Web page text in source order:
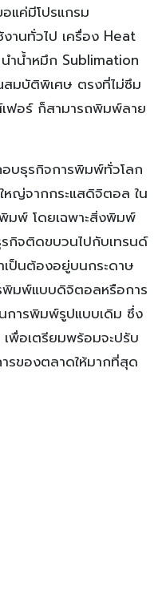
แค่มีโปรแกรม
านทั่วไป เครื่อง Heat
ำน้ำหมึก Sublimation
มบัติพิเศษ ตรงที่ไม่ซึม
เฟอร์ ก็สามารถพิมพ์ลาย
กิจการพิมพ์ทั่วโลก
ญ่จากกระแสดิจิตอล ใน
มพ์ โดยเฉพาะสิ่งพิมพ์
กิจติดขบวนไปกับเทรนด์
เป็นต้องอยู่บนกระดาษ
พิมพ์แบบดิจิตอลหรือการ
การพิมพ์รูปแบบเดิม ซึ่ง
พื่อเตรียมพร้อมจะปรับ
รของตลาดให้มากที่สุด